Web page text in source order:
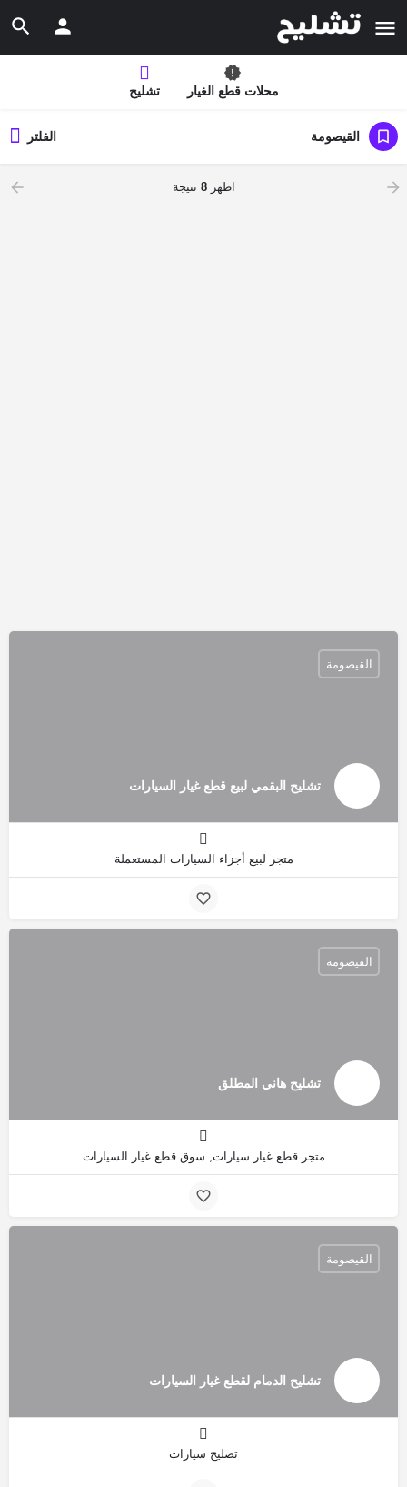
محلات قطع الغيار تشليح
القيصومة الفلتر
اظهر8 نتيجة
تشليح البقمي لبيع قطع غيار السيارات
القيصومة
متجر لبيع أجزاء السيارات المستعملة
تشليح هاني المطلق
القيصومة
متجر قطع غيار سيارات, سوق قطع غيار السيارات
تشليح الدمام لقطع غيار السيارات
القيصومة
تصليح سيارات